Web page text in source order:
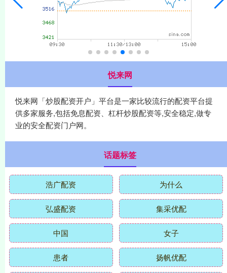
悦来网
悦来网「炒股配资开户」平台是一家比较流行的配资平台提
供多家服务,包括免息配资、杠杆炒股配资等,安全稳定,做专
业的安全配资门户网。
话题标签
浩广配资 为什么
弘盛配资 集采优配
中国 女子
患者 扬帆优配